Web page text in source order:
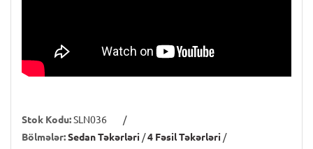
Stok Kodu:SLN036
/
Bölmələr:Sedan Təkərləri /4 Fəsil Təkərləri /